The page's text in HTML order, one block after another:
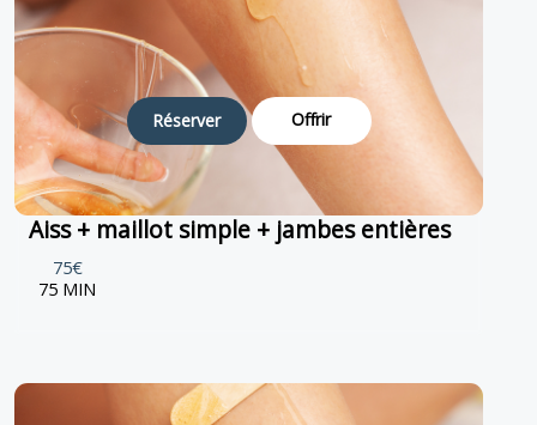
Réserver Offrir
Aiss + maillot simple + jambes entières
75€
75 MIN